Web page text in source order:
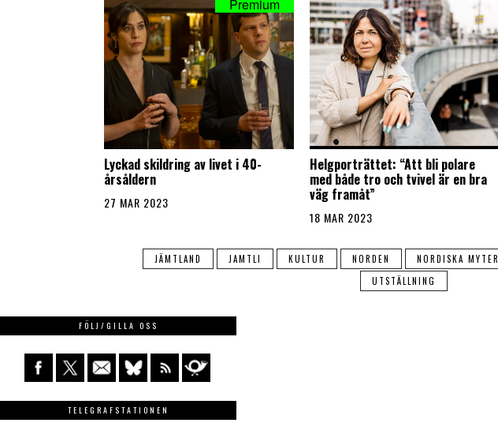
Lyckad skildring av livet i 40-
årsåldern
27 MAR 2023
Helgporträttet: “Att bli polare
med både tro och tvivel är en bra
väg framåt”
18 MAR 2023
JÄMTLAND JAMTLI KULTUR NORDEN NORDISKA MYTER
UTSTÄLLNING
FÖLJ/GILLA OSS
TELEGRAFSTATIONEN